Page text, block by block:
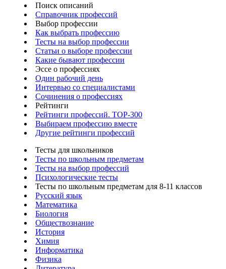
Поиск описаний
Справочник профессий
Выбор профессии
Как выбрать профессию
Тесты на выбор профессии
Статьи о выборе профессии
Какие бывают профессии
Эссе о профессиях
Один рабочий день
Интервью со специалистами
Сочинения о профессиях
Рейтинги
Рейтинги профессий. TOP-300
Выбираем профессию вместе
Другие рейтинги профессий
Тесты для школьников
Тесты по школьным предметам
Тесты на выбор профессий
Психологические тесты
Тесты по школьным предметам для 8-11 классов
Русский язык
Математика
Биология
Обществознание
История
Химия
Информатика
Физика